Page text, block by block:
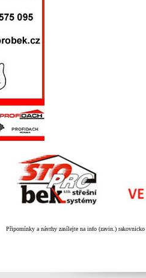
Připomínky a návrhy zasílejte na info (zavin.) rakovnicko